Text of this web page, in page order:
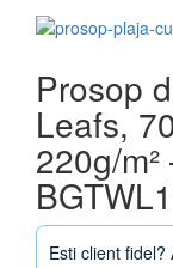
Prosop
Leafs,
220g/
Esti client